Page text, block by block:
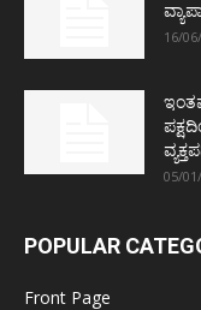
16/
05/
POPULAR
Front Page